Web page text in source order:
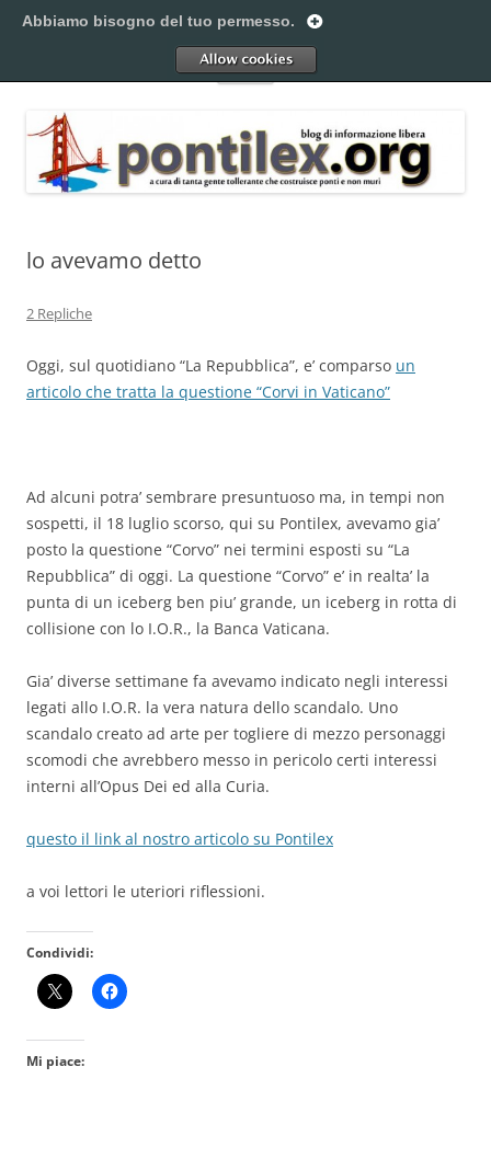
al
Pontilex
Menu
lo avevamo detto
2 Repliche
Oggi, sul quotidiano “La Repubblica”, e’ comparso un
articolo che tratta la questione “Corvi in Vaticano”
Ad alcuni potra’ sembrare presuntuoso ma, in tempi non
sospetti, il 18 luglio scorso, qui su Pontilex, avevamo gia’
posto la questione “Corvo” nei termini esposti su “La
Repubblica” di oggi. La questione “Corvo” e’ in realta’ la
punta di un iceberg ben piu’ grande, un iceberg in rotta di
collisione con lo I.O.R., la Banca Vaticana.
Gia’ diverse settimane fa avevamo indicato negli interessi
legati allo I.O.R. la vera natura dello scandalo. Uno
scandalo creato ad arte per togliere di mezzo personaggi
scomodi che avrebbero messo in pericolo certi interessi
interni all’Opus Dei ed alla Curia.
questo il link al nostro articolo su Pontilex
a voi lettori le uteriori riflessioni.
Condividi:
Mi piace:
Abbiamo bisogno del tuo permesso.